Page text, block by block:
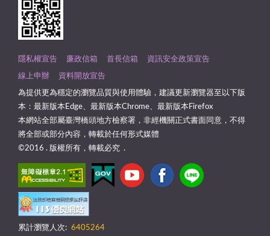
隱私權宣告 廉政信箱 首長信箱 資訊安全政策宣告
線上申辦 資料開放宣告
為提供更為穩定的瀏覽品質與使用體驗，建議更新瀏覽器至以下版
本：最新版本Edge、最新版本Chrome、最新版本Firefox
本網站全部屬臺灣橋頭地方檢察署，非經機關正式書面同意，不得
將全部或部分內容，轉載於任何形式媒體
©2016 . 版權所有，轉載必究 .
累計瀏覽人次: 6405264